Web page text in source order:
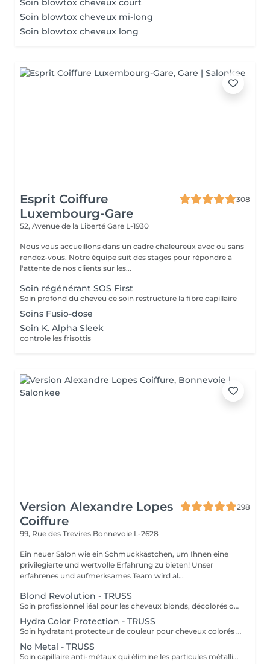
Soin blowtox cheveux court
Soin blowtox cheveux mi-long
Soin blowtox cheveux long
Esprit Coiffure
Luxembourg-Gare
308
52, Avenue de la Liberté Gare L-1930
Nous vous accueillons dans un cadre chaleureux avec ou sans
rendez-vous. Notre équipe suit des stages pour répondre à
l'attente de nos clients sur les...
Soin régénérant SOS First
Soin profond du cheveu ce soin restructure la fibre capillaire
Soins Fusio-dose
Soin K. Alpha Sleek
controle les frisottis
Version Alexandre Lopes
Coiffure
298
99, Rue des Trevires Bonnevoie L-2628
Ein neuer Salon wie ein Schmuckkästchen, um Ihnen eine
privilegierte und wertvolle Erfahrung zu bieten! Unser
erfahrenes und aufmerksames Team wird al...
Blond Revolution - TRUSS
Soin profissionnel iéal pour les cheveux blonds, décolorés ou méchés. Il répare en profondeur, hydrate intensément et neutralise les reflets haune indésirables. Résult: des cheveux plus forts, brillants et un blond éclatant plus durable.
Hydra Color Protection - TRUSS
Soin hydratant protecteur de couleur pour cheveux colorés ou sensibilisés. Il aide à préserver l'intensité de la couleur, tout en apportant hydratation, douceur et brillance. Résultat: une couleur plus durable et des cheveux lumineux, souples et protégés.
No Metal - TRUSS
Soin capillaire anti-métaux qui élimine les particules métalliques présentes dans la fibre capillaire, responsables de la casse et l'oxydation de la couleur. Résultat: cheveux protégés, plus forts et couleur plus uniforme et durable.